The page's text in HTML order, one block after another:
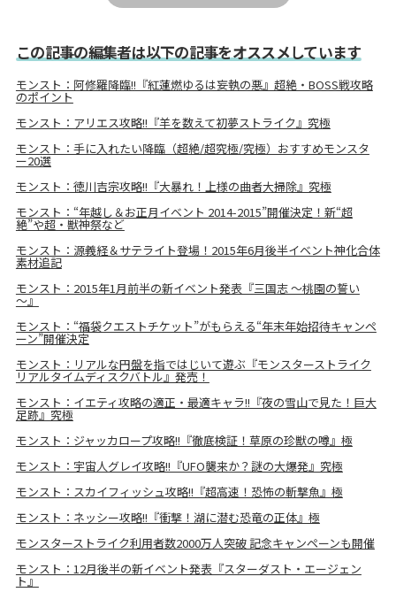
この記事の編集者は以下の記事をオススメしています
モンスト：阿修羅降臨!!『紅蓮燃ゆるは妄執の悪』超絶・BOSS戦攻略
のポイント
モンスト：アリエス攻略!!『羊を数えて初夢ストライク』究極
モンスト：手に入れたい降臨（超絶/超究極/究極）おすすめモンスタ
ー20選
モンスト：徳川吉宗攻略!!『大暴れ！上様の曲者大掃除』究極
モンスト：“年越し＆お正月イベント 2014-2015”開催決定！新“超
絶”や超・獣神祭など
モンスト：源義経＆サテライト登場！2015年6月後半イベント神化合体
素材追記
モンスト：2015年1月前半の新イベント発表『三国志 ～桃園の誓い
～』
モンスト：“福袋クエストチケット”がもらえる“年末年始招待キャンペ
ーン”開催決定
モンスト：リアルな円盤を指ではじいて遊ぶ『モンスターストライク
リアルタイムディスクバトル』発売！
モンスト：イエティ攻略の適正・最適キャラ!!『夜の雪山で見た！巨大
足跡』究極
モンスト：ジャッカロープ攻略!!『徹底検証！草原の珍獣の噂』極
モンスト：宇宙人グレイ攻略!!『UFO襲来か？謎の大爆発』究極
モンスト：スカイフィッシュ攻略!!『超高速！恐怖の斬撃魚』極
モンスト：ネッシー攻略!!『衝撃！湖に潜む恐竜の正体』極
モンスターストライク利用者数2000万人突破 記念キャンペーンも開催
モンスト：12月後半の新イベント発表『スターダスト・エージェン
ト』